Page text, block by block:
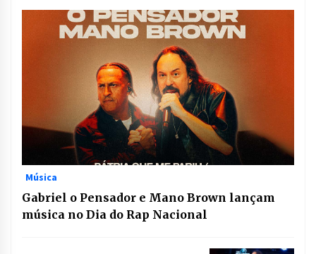
Música
Gabriel o Pensador e Mano Brown lançam
música no Dia do Rap Nacional